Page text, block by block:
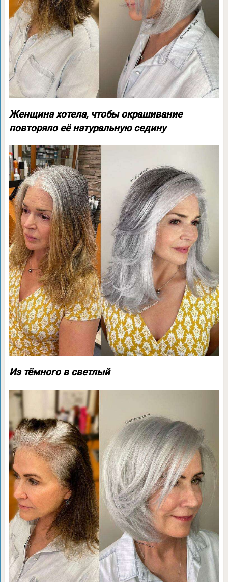
Женщина хотела, чтобы окрашивание
повторяло её натуральную седину
Из тёмного в светлый